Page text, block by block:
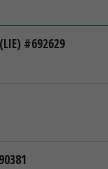
#692629